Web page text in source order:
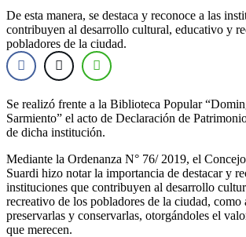
De esta manera, se destaca y reconoce a las
contribuyen al desarrollo cultural, educativo y
pobladores de la ciudad.
Se realizó frente a la Biblioteca Popular
Sarmiento” el acto de Declaración de
de dicha institución.
Mediante la Ordenanza N° 76/ 2019, el
Suardi hizo notar la importancia de destacar y
instituciones que contribuyen al desarrollo
recreativo de los pobladores de la ciudad, como
preservarlas y conservarlas, otorgándoles el
que merecen.